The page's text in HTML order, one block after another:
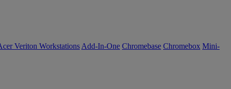
Veriton Workstations Add-In-One Chromebase Chromebox Mini-